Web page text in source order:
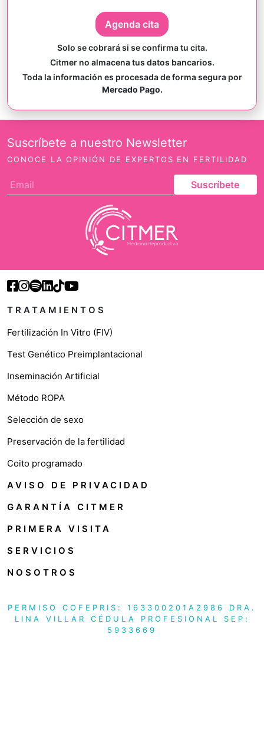
Agenda cita
Solo se cobrará si se confirma tu cita.
Citmer no almacena tus datos bancarios.
Toda la información es procesada de forma segura por
Mercado Pago.
Suscríbete a nuestro Newsletter
CONOCE LA OPINIÓN DE EXPERTOS EN FERTILIDAD
Suscríbete
TRATAMIENTOS
Fertilización In Vitro (FIV)
Test Genético Preimplantacional
Inseminación Artificial
Método ROPA
Selección de sexo
Preservación de la fertilidad
Coito programado
AVISO DE PRIVACIDAD
GARANTÍA CITMER
PRIMERA VISITA
SERVICIOS
NOSOTROS
PERMISO COFEPRIS: 163300201A2986 DRA.
LINA VILLAR CÉDULA PROFESIONAL SEP:
5933669